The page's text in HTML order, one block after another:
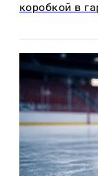
коробкой в